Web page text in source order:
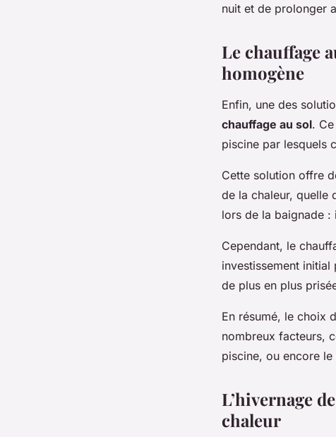
nuit et de prolonger
Le chauffage
homogène
Enfin, une des
chauffage au sol.
piscine par lesquels
Cette solution offre
de la chaleur, quelle
lors de la baignade :
Cependant, le
investissement
de plus en plus
En résumé, le choix
nombreux facteurs,
piscine, ou encore
L’hivernage
chaleur